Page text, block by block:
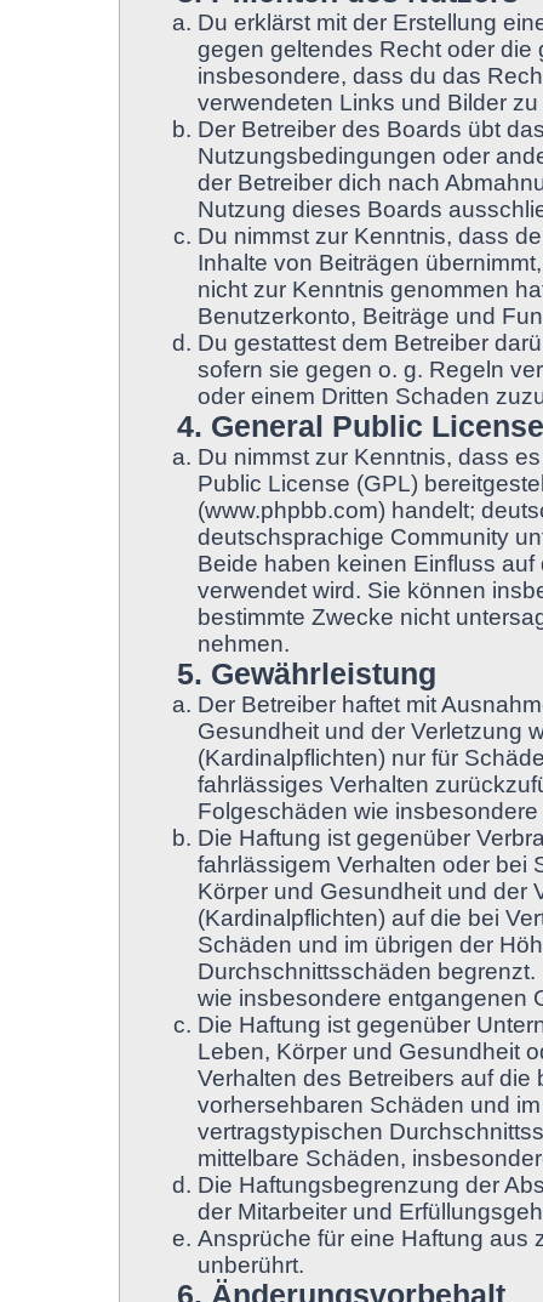
Du erklärst mit der Erstellung
gegen geltendes Recht oder die
insbesondere, dass du das
verwendeten Links und Bilder
Der Betreiber des Boards übt
Nutzungsbedingungen oder
der Betreiber dich nach
Nutzung dieses Boards
Du nimmst zur Kenntnis, dass
Inhalte von Beiträgen
nicht zur Kenntnis genommen
Benutzerkonto, Beiträge und
Du gestattest dem Betreiber
sofern sie gegen o. g. Regeln
oder einem Dritten Schaden
4. General Public License
Du nimmst zur Kenntnis, dass
Public License (GPL)
(www.phpbb.com) handelt;
deutschsprachige Community
Beide haben keinen Einfluss
verwendet wird. Sie können
bestimmte Zwecke nicht
nehmen.
5. Gewährleistung
Der Betreiber haftet mit
Gesundheit und der Verletzung
(Kardinalpflichten) nur für
fahrlässiges Verhalten
Folgeschäden wie
Die Haftung ist gegenüber
fahrlässigem Verhalten oder bei
Körper und Gesundheit und der
(Kardinalpflichten) auf die bei
Schäden und im übrigen der
Durchschnittsschäden
wie insbesondere entgangenen
Die Haftung ist gegenüber
Leben, Körper und Gesundheit
Verhalten des Betreibers auf
vorhersehbaren Schäden und
vertragstypischen
mittelbare Schäden,
Die Haftungsbegrenzung der
der Mitarbeiter und
Ansprüche für eine Haftung aus
unberührt.
6. Änderungsvorbehalt